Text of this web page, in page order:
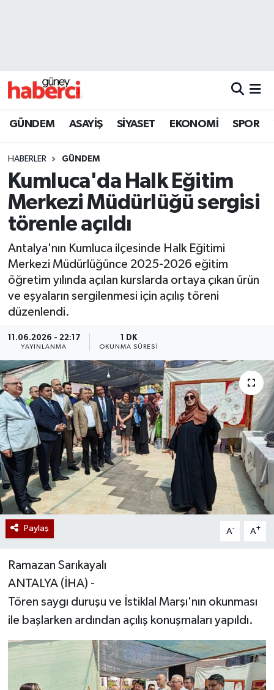
GÜNDEM ASAYİŞ SİYASET EKONOMİ SPOR
HABERLER GÜNDEM
Kumluca'da Halk Eğitim
Merkezi Müdürlüğü sergisi
törenle açıldı
Antalya'nın Kumluca ilçesinde Halk Eğitimi
Merkezi Müdürlüğünce 2025-2026 eğitim
öğretim yılında açılan kurslarda ortaya çıkan ürün
ve eşyaların sergilenmesi için açılış töreni
düzenlendi.
11.06.2026 - 22:17
YAYINLANMA
1 DK
OKUNMA SÜRESI
Paylaş A- A+
Ramazan Sarıkayalı
ANTALYA (İHA) -
Tören saygı duruşu ve İstiklal Marşı'nın okunması
ile başlarken ardından açılış konuşmaları yapıldı.
Beyoğlu Trafik Yoğunluk Haritası
Son Dakika Haberleri
Haber Arşivi